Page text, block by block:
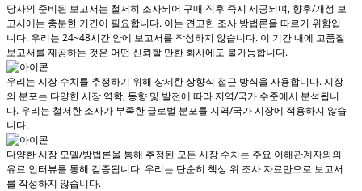
당사의 준비된 보고서는 철저히 조사되어 구매 직후 즉시 제공되며, 향후/개정 보
고서에는 충분한 기간이 필요합니다. 이는 견고한 조사 방법론을 따르기 위함입
니다. 우리는 24~48시간 안에 보고서를 작성하지 않습니다. 이 기간 내에 고품질
보고서를 제공하는 것은 어떤 신뢰할 만한 회사에도 불가능합니다.
우리는 시장 수치를 추정하기 위해 상세한 상향식 접근 방식을 사용합니다. 시장
의 분포는 다양한 시장 역학, 동향 및 발전에 따라 지역/국가 수준에서 분석됩니
다. 우리는 철저한 조사가 부족한 글로벌 분포를 지역/국가 시장에 적용하지 않습
니다.
다양한 시장 모델/방법론을 통해 추정된 모든 시장 수치는 주요 이해관계자와의
유료 인터뷰를 통해 검증됩니다. 우리는 단순히 책상 위 조사 자료만으로 보고서
를 작성하지 않습니다.